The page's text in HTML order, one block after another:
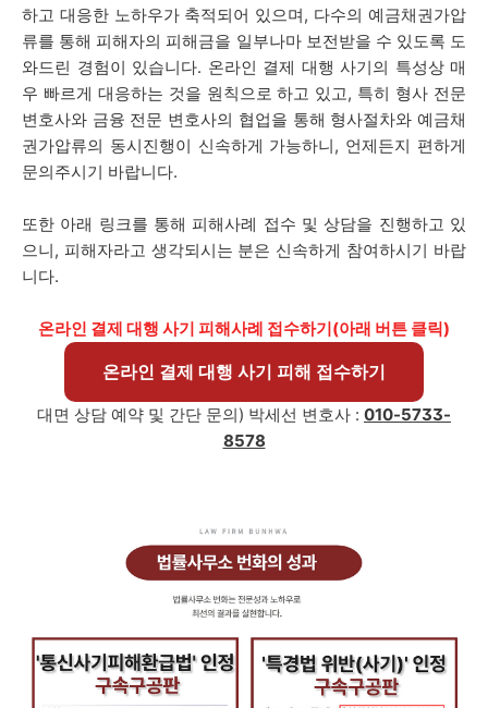
하고 대응한 노하우가 축적되어 있으며, 다수의 예금채권가압
류를 통해 피해자의 피해금을 일부나마 보전받을 수 있도록 도
와드린 경험이 있습니다. 온라인 결제 대행 사기의 특성상 매
우 빠르게 대응하는 것을 원칙으로 하고 있고, 특히 형사 전문
변호사와 금융 전문 변호사의 협업을 통해 형사절차와 예금채
권가압류의 동시진행이 신속하게 가능하니, 언제든지 편하게
문의주시기 바랍니다.
또한 아래 링크를 통해 피해사례 접수 및 상담을 진행하고 있
으니, 피해자라고 생각되시는 분은 신속하게 참여하시기 바랍
니다.
온라인 결제 대행 사기 피해사례 접수하기(아래 버튼 클릭)
온라인 결제 대행 사기 피해 접수하기
대면 상담 예약 및 간단 문의) 박세선 변호사 : 010-5733-
8578